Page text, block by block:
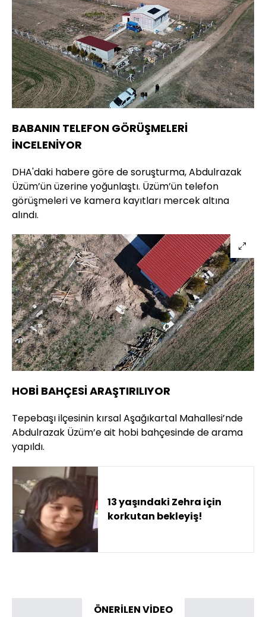
BABANIN TELEFON GÖRÜŞMELERİ
İNCELENİYOR
DHA'daki habere göre de soruşturma, Abdulrazak
Üzüm’ün üzerine yoğunlaştı. Üzüm’ün telefon
görüşmeleri ve kamera kayıtları mercek altına
alındı.
HOBİ BAHÇESİ ARAŞTIRILIYOR
Tepebaşı ilçesinin kırsal Aşağıkartal Mahallesi’nde
Abdulrazak Üzüm’e ait hobi bahçesinde de arama
yapıldı.
13 yaşındaki Zehra için
korkutan bekleyiş!
ÖNERİLEN VİDEO